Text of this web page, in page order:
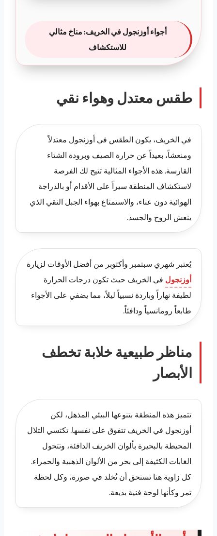
أجواء أوزنجول في الخريف: مناخ مثالي
للاستكشاف
طقس معتدل وهواء نقي
في الخريف، يكون الطقس في أوزنجول معتدلاً
ومنعشاً، بعيداً عن حرارة الصيف وبرودة الشتاء
القارسة. هذه الأجواء المثالية تتيح لك الفرصة
لاستكشاف المنطقة سيراً على الأقدام أو بالدراجة
الهوائية دون عناء، والاستمتاع بهواء الجبل النقي الذي
ينعش الروح والجسد.
يُعتبر شهري سبتمبر وأكتوبر من أفضل الأوقات لزيارة
أوزنجول في الخريف حيث تكون درجات الحرارة
لطيفة نهاراً وباردة نسبياً ليلاً، مما يضفي على الأجواء
طابعاً رومانسياً ودافئاً.
مناظر طبيعية خلابة تخطف
الأبصار
تتميز هذه المنطقة بتنوعها البيئي المذهل، لكن
أوزنجول في الخريف تتفوق على نفسها. تكتسي التلال
المحيطة بالبحيرة بألوان الخريف الدافئة، وتتحول
الغابات الكثيفة إلى بحر من الألوان الذهبية والحمراء.
كل زاوية هنا تستحق أن تُخلد في صورة، وكل لحظة
تمر وكأنها لوحة فنية بديعة.